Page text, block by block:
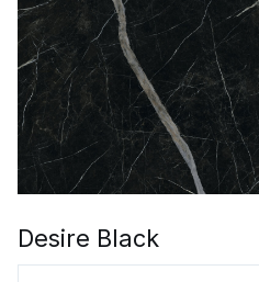
Desire Black